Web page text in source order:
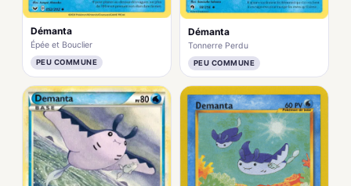
Démanta
Épée et Bouclier
PEU COMMUNE
Démanta
Tonnerre Perdu
PEU COMMUNE